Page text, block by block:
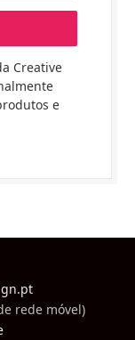
Creative
e
rede móvel)